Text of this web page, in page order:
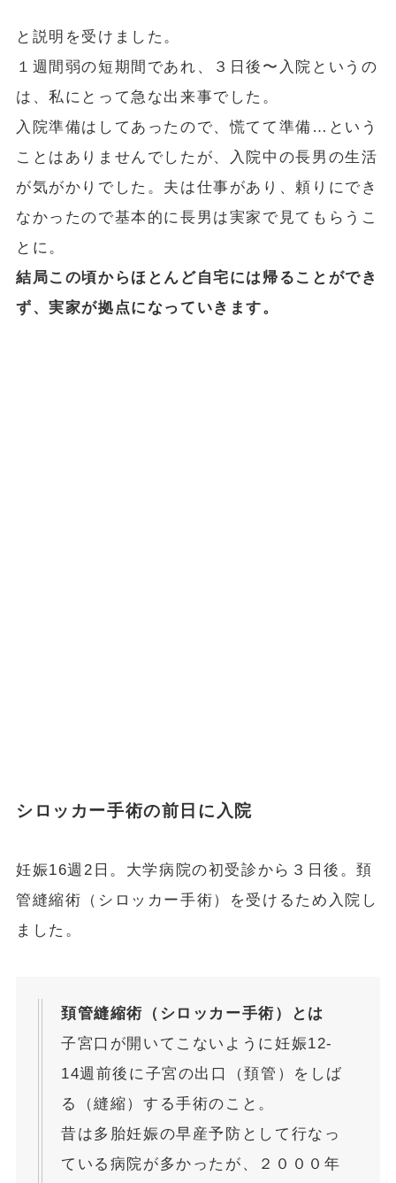
と説明を受けました。
１週間弱の短期間であれ、３日後〜入院というの
は、私にとって急な出来事でした。
入院準備はしてあったので、慌てて準備…という
ことはありませんでしたが、入院中の長男の生活
が気がかりでした。夫は仕事があり、頼りにでき
なかったので基本的に長男は実家で見てもらうこ
とに。
結局この頃からほとんど自宅には帰ることができ
ず、実家が拠点になっていきます。
シロッカー手術の前日に入院
妊娠16週2日。大学病院の初受診から３日後。頚
管縫縮術（シロッカー手術）を受けるため入院し
ました。
頚管縫縮術（シロッカー手術）とは
子宮口が開いてこないように妊娠12-
14週前後に子宮の出口（頚管）をしば
る（縫縮）する手術のこと。
昔は多胎妊娠の早産予防として行なっ
ている病院が多かったが、２０００年